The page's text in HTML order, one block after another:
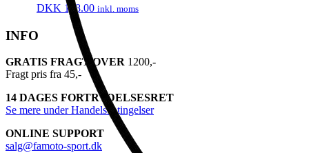
DKK 148.00 inkl. moms
INFO
GRATIS FRAGT OVER 1200,-
Fragt pris fra 45,-
14 DAGES FORTRYDELSESRET
Se mere under Handelsbetingelser
ONLINE SUPPORT
salg@famoto-sport.dk